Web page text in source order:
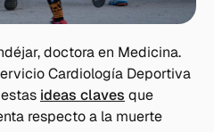
doctora en Medicina.
Cardiología Deportiva
ideas claves que
respecto a la muerte